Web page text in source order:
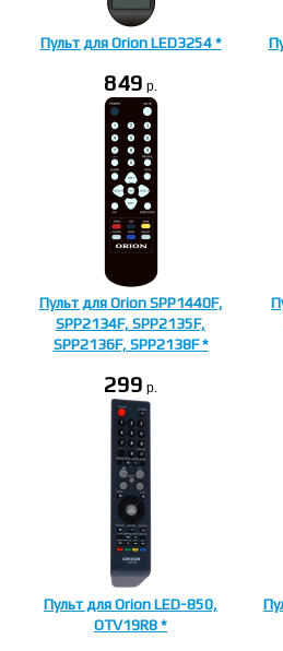
Пульт для Orion LED3254 *
849 p.
Пульт для Orion SPP1440F,
SPP2134F, SPP2135F,
SPP2136F, SPP2138F *
299 p.
Пульт для Orion LED-850,
OTV19R8 *